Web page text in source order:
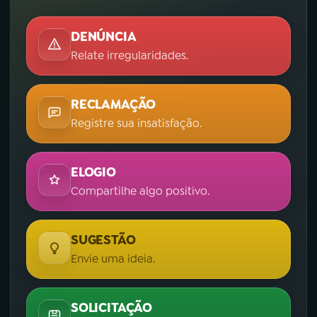
DENÚNCIA
Relate irregularidades.
RECLAMAÇÃO
Registre sua insatisfação.
ELOGIO
Compartilhe algo positivo.
SUGESTÃO
Envie uma ideia.
SOLICITAÇÃO